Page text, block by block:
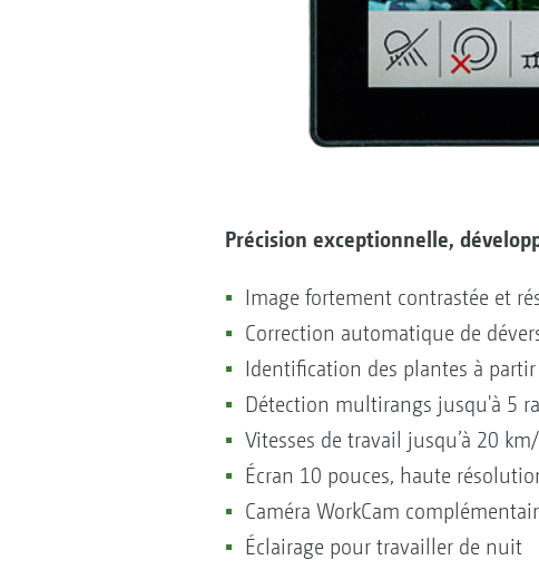
Précision exceptionnelle,
Image fortement contrastée et
Correction automatique de
Identification des plantes à
Détection multirangs jusqu'à 5
Vitesses de travail jusqu’à 20
Écran 10 pouces, haute
Caméra WorkCam
Éclairage pour travailler de nuit